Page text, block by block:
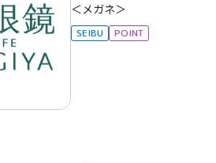
＜メガネ＞
SEIBU POINT